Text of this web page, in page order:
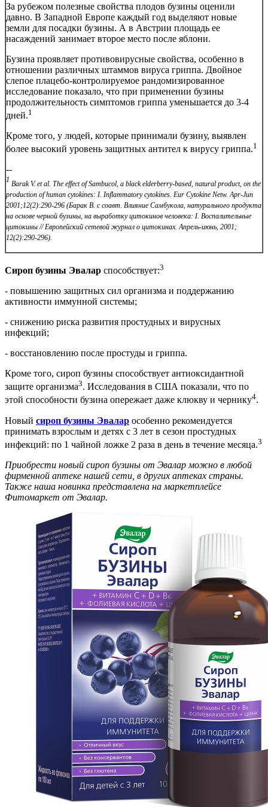
За рубежом полезные свойства плодов бузины оценили
давно. В Западной Европе каждый год выделяют новые
земли для посадки бузины. А в Австрии площадь ее
насаждений занимает второе место после яблони.
Бузина проявляет противовирусные свойства, особенно в
отношении различных штаммов вируса гриппа. Двойное
слепое плацебо-контролируемое рандомизированное
исследование показало, что при применении бузины
продолжительность симптомов гриппа уменьшается до 3-4
дней.1
Кроме того, у людей, которые принимали бузину, выявлен
более высокий уровень защитных антител к вирусу гриппа.1
--
1 Barak V. et al. The effect of Sambucol, a black elderberry-based, natural product, on the
production of human cytokines: I. Inflammatory cytokines. Eur Cytokine Netw. Apr-Jun
2001;12(2):290-296 (Барак В. с соавт. Влияние Самбукола, натурального продукта
на основе черной бузины, на выработку цитокинов человека: I. Воспалительные
цитокины // Европейский сетевой журнал о цитокинах. Апрель-июнь, 2001;
12(2):290-296).
Сироп бузины Эвалар способствует:3
- повышению защитных сил организма и поддержанию
активности иммунной системы;
- снижению риска развития простудных и вирусных
инфекций;
- восстановлению после простуды и гриппа.
Кроме того, сироп бузины способствует антиоксидантной
защите организма3. Исследования в США показали, что по
этой способности бузина опережает даже клюкву и чернику4.
Новый сироп бузины Эвалар особенно рекомендуется
принимать взрослым и детях с 3 лет в сезон простудных
инфекций: по 1 чайной ложке 2 раза в день в течение месяца.3
Приобрести новый сироп бузины от Эвалар можно в любой
фирменной аптеке нашей сети, в других аптеках страны.
Также наша новинка представлена на маркетплейсе
Фитомаркет от Эвалар.